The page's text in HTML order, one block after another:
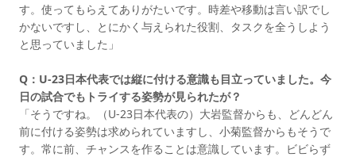
す。使ってもらえてありがたいです。時差や移動は言い訳でし
かないですし、とにかく与えられた役割、タスクを全うしよう
と思っていました」
Q：U-23日本代表では縦に付ける意識も目立っていました。今
日の試合でもトライする姿勢が見られたが？
「そうですね。（U-23日本代表の）大岩監督からも、どんどん
前に付ける姿勢は求められていますし、小菊監督からもそうで
す。常に前、チャンスを作ることは意識しています。ビビらず